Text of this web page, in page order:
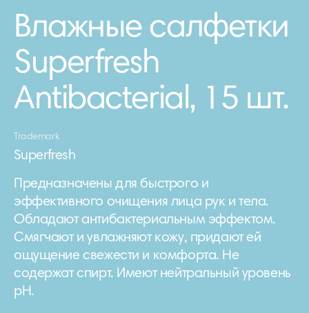
Влажные салфетки
Superfresh
Antibacterial, 15 шт.
Trademark
Superfresh
Предназначены для быстрого и
эффективного очищения лица рук и тела.
Обладают антибактериальным эффектом.
Смягчают и увлажняют кожу, придают ей
ощущение свежести и комфорта. Не
содержат спирт. Имеют нейтральный уровень
pH.